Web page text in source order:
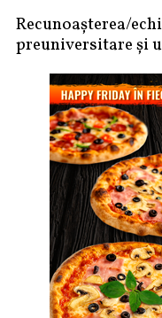
Recunoașterea/
preuniversitare și